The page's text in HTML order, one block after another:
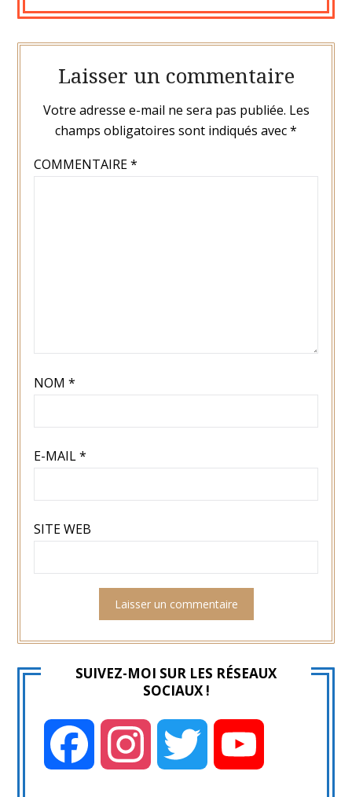
Laisser un commentaire
Votre adresse e-mail ne sera pas publiée. Les
champs obligatoires sont indiqués avec*
COMMENTAIRE*
NOM *
E-MAIL*
SITE WEB
SUIVEZ-MOI SUR LES RÉSEAUX
SOCIAUX !
Facebook Instagram Twitter